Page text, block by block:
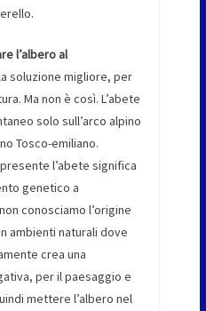
l’albero al
soluzione migliore, per
Ma non è così. L’abete
solo sull’arco alpino
Tosco-emiliano.
l’abete significa
genetico a
conosciamo l’origine
ambienti naturali dove
crea una
per il paesaggio e
mettere l’albero nel